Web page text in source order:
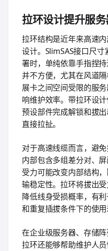
拉环设计提升服
拉环结构是近年来高速
设计。SlimSAS接口尺
署时，单纯依靠手指捏
并不方便，尤其在风道
展卡之间空间受限的服
响维护效率。带拉环设
预设部件完成解锁和拔
直接拉扯。
对于高速线缆而言，避
内部包含多组差分对、
受力可能改变内部结构
输稳定性。拉环将拔出
降低线身受损概率，有
和重复插拔条件下的使用
在企业级服务器、存储
拉环还能够帮助维护人